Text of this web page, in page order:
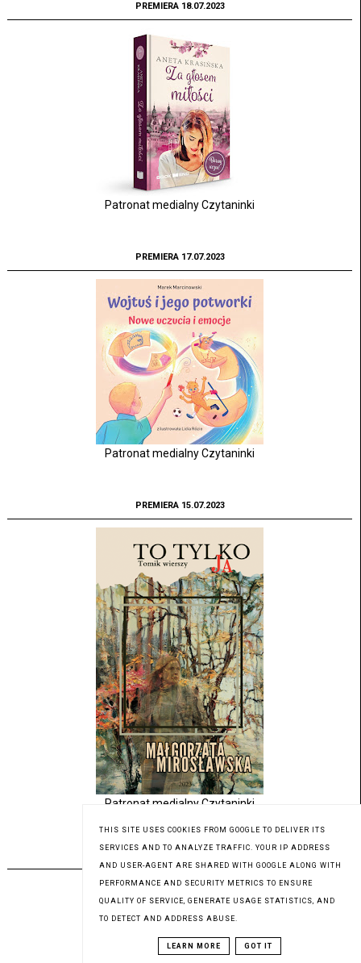
PREMIERA 18.07.2023
Patronat medialny Czytaninki
PREMIERA 17.07.2023
Patronat medialny Czytaninki
PREMIERA 15.07.2023
Patronat medialny Czytaninki
THIS SITE USES COOKIES FROM GOOGLE TO DELIVER ITS
SERVICES AND TO ANALYZE TRAFFIC. YOUR IP ADDRESS
AND USER-AGENT ARE SHARED WITH GOOGLE ALONG WITH
PERFORMANCE AND SECURITY METRICS TO ENSURE
QUALITY OF SERVICE, GENERATE USAGE STATISTICS, AND
TO DETECT AND ADDRESS ABUSE.
LEARN MORE GOT IT